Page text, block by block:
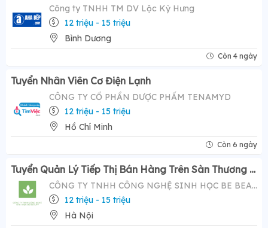
Công ty TNHH TM DV Lộc Kỳ Hưng
12 triệu - 15 triệu
Bình Dương
Còn 4 ngày
Tuyển Nhân Viên Cơ Điện Lạnh
CÔNG TY CỔ PHẦN DƯỢC PHẨM TENAMYD
12 triệu - 15 triệu
Hồ Chí Minh
Còn 6 ngày
Tuyển Quản Lý Tiếp Thị Bán Hàng Trên Sàn Thương Mại Điện Tử ( Tiktok Shop)- Mức Lương Hấp Dẫn 12-20 Triệu
CÔNG TY TNHH CÔNG NGHỆ SINH HỌC BE BEAUTY
12 triệu - 15 triệu
Hà Nội